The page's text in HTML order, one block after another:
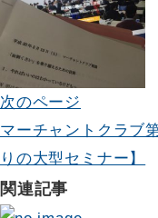
ナ
ビ
ゲ
ー
シ
ョ
次のページ
マーチャントクラブ
りの大型セミナー】
関連記事